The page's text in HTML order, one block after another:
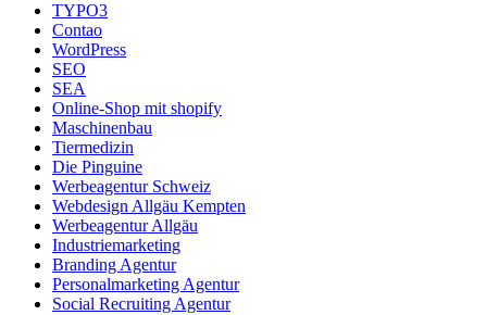
TYPO3
Contao
WordPress
SEO
SEA
Online-Shop mit shopify
Maschinenbau
Tiermedizin
Die Pinguine
Werbeagentur Schweiz
Webdesign Allgäu Kempten
Werbeagentur Allgäu
Industriemarketing
Branding Agentur
Personalmarketing Agentur
Social Recruiting Agentur